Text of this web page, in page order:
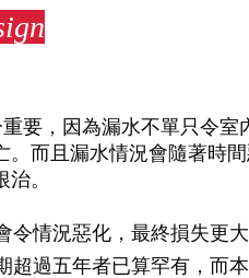
要，因為漏水不單只令室
而且漏水情況會隨著時
。
情況惡化，最終損失更
過五年者已算罕有，而